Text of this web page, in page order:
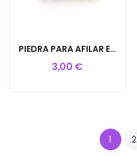
PIEDRA PARA AFILAR EL PICO PERDIZ
3,00 €
1 2